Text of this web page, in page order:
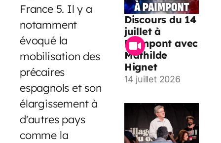
France 5. Il y a
notamment
évoqué la
mobilisation des
précaires
espagnols et son
élargissement à
d'autres pays
comme la
Discours du 14
juillet à
Paimpont avec
Mathilde
Hignet
14 juillet 2026